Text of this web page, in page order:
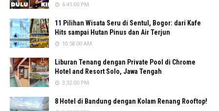
6:41:00 PM
11 Pilihan Wisata Seru di Sentul, Bogor: dari Kafe
Hits sampai Hutan Pinus dan Air Terjun
10:58:00 AM
Liburan Tenang dengan Private Pool di Chrome
Hotel and Resort Solo, Jawa Tengah
3:32:00 PM
8 Hotel di Bandung dengan Kolam Renang Rooftop!